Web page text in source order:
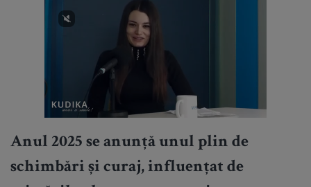
Anul 2025 se anunță unul plin de
schimbări și curaj, influențat de